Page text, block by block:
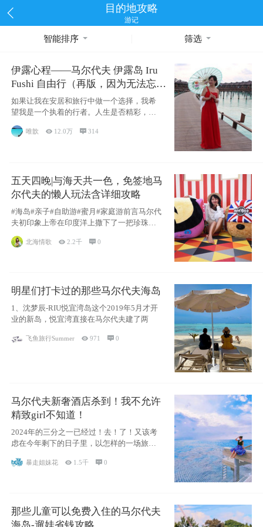
目的地攻略
游记
智能排序 筛选
伊露心程——马尔代夫 伊露岛 Iru
Fushi 自由行（再版，因为无法忘却
的留恋）
如果让我在安居和旅行中做一个选择，我希
望我是一个执着的行者。人生是否精彩，都
源于自己
唯歆  12.0万  314
五天四晚|与海天共一色，免签地马
尔代夫的懒人玩法含详细攻略
#海岛#亲子#自助游#蜜月#家庭游前言马尔代
夫初印象上帝在印度洋上撒下了一把珍珠，
北海情歌 2.2千 0
明星们打卡过的那些马尔代夫海岛
1、沈梦辰-RIU悦宜湾岛这个2019年5月才开
业的新岛，悦宜湾直接在马尔代夫建了两
飞鱼旅行Summer 971 0
马尔代夫新奢酒店杀到！我不允许
精致girl不知道！
2024年的三分之一已经过！去！了！又该考
虑在今年剩下的日子里，以怎样的一场旅行
暴走姐妹花  1.5千 0
那些儿童可以免费入住的马尔代夫